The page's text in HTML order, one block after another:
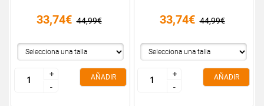
33,74€ 44,99€
+
-
+
-
AÑADIR
33,74€ 44,99€
+
-
+
-
AÑADIR